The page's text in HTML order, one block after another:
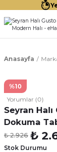
Anasayfa
%10
Yorumlar (0)
Seyran
Dokuma
₺ 2.926 ₺
Stok Durumu